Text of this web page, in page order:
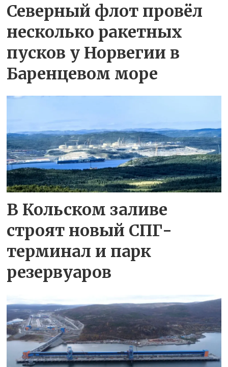
Северный флот провёл
несколько ракетных
пусков у Норвегии в
Баренцевом море
В Кольском заливе
строят новый СПГ-
терминал и парк
резервуаров